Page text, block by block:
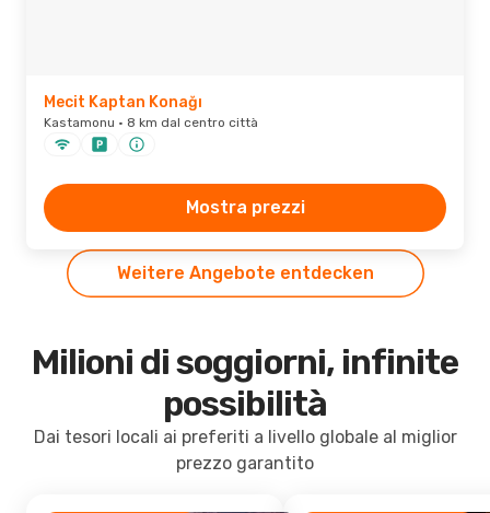
Mecit Kaptan Konağı
Kastamonu · 8 km dal centro città
Mostra prezzi
Weitere Angebote entdecken
Milioni di soggiorni, infinite
possibilità
Dai tesori locali ai preferiti a livello globale al miglior
prezzo garantito